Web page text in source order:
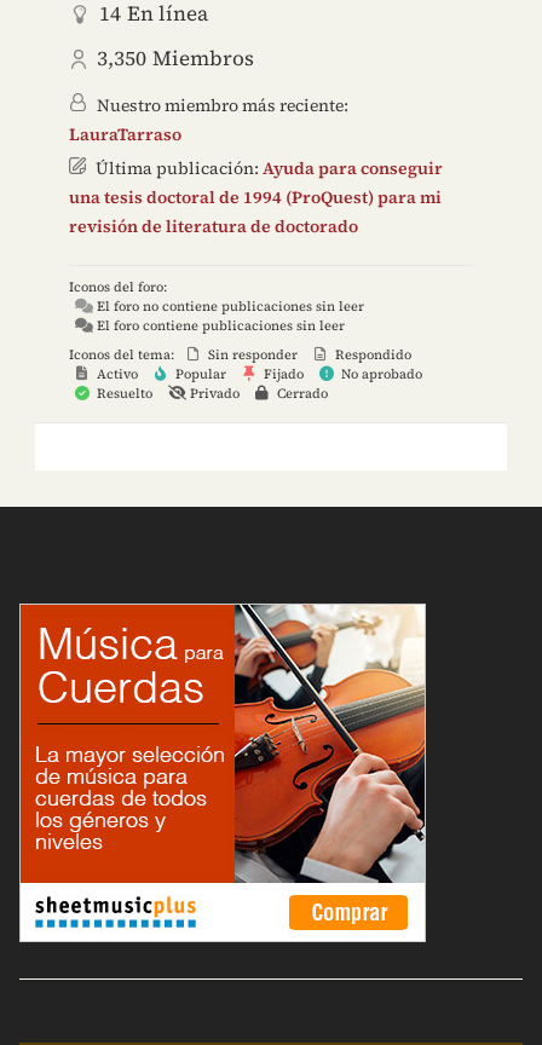
14 En línea
3,350 Miembros
Nuestro miembro más reciente:
LauraTarraso
Última publicación: Ayuda para conseguir
una tesis doctoral de 1994 (ProQuest) para mi
revisión de literatura de doctorado
Iconos del foro:
El foro no contiene publicaciones sin leer
El foro contiene publicaciones sin leer
Iconos del tema:
Sin responder
Respondido
Activo
Popular Fijado
No aprobado
Resuelto
Privado Cerrado